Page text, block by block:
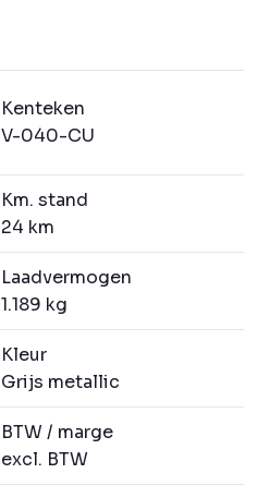
Kenteken
V-040-CU
Km. stand
24 km
Laadvermogen
1.189 kg
Kleur
Grijs metallic
BTW / marge
excl. BTW